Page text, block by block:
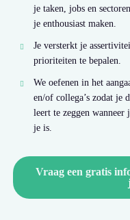
je taken, jobs en
je enthousiast maken.
Je versterkt je
prioriteiten te bepalen.
We oefenen in het
en/of collega’s zodat
leert te zeggen wanneer
je is.
Vraag een gratis